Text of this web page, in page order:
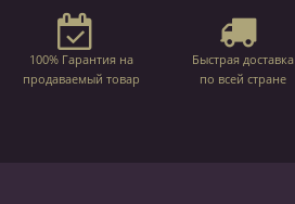
100% Гарантия на
продаваемый товар
Быстрая доставка
по всей стране